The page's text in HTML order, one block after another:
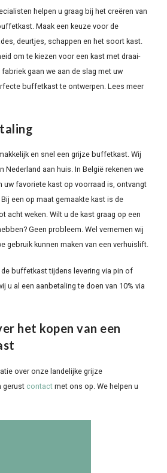
helpen u graag bij het creëren van
Maak een keuze voor de
deurtjes, schappen en het soort kast.
om te kiezen voor een kast met draai-
gaan we aan de slag met uw
buffetkast te ontwerpen. Lees meer
en snel een grijze buffetkast. Wij
Nederland aan huis. In België rekenen we
uw favoriete kast op voorraad is, ontvangt
een op maat gemaakte kast is de
acht weken. Wilt u de kast graag op een
Geen probleem. Wel vernemen wij
gebruik kunnen maken van een verhuislift.
buffetkast tijdens levering via pin of
u al een aanbetaling te doen van 10% via
het kopen van een
over onze landelijke grijze
gerust contact met ons op. We helpen u